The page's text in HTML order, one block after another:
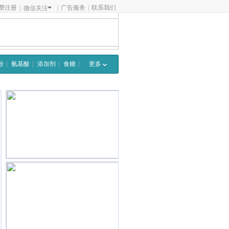
注册 微信关注 广告服务 联系我们
氨基酸 添加剂 食糖 更多